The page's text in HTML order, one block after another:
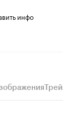
инфо